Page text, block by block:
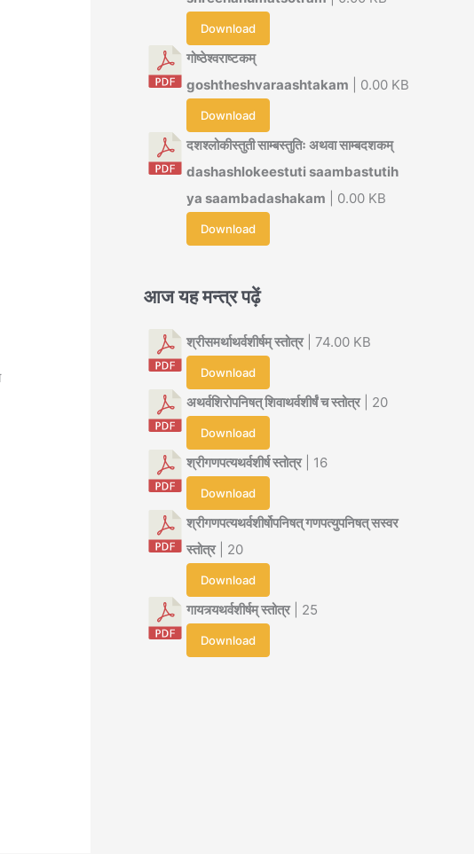
Download
गोष्ठेश्वराष्टकम्
goshtheshvaraashtakam | 0.00 KB
Download
दशश्लोकीस्तुती साम्बस्तुतिः अथवा साम्बदशकम्
dashashlokeestuti saambastutih
ya saambadashakam | 0.00 KB
Download
आज यह मन्त्र पढ़ें
श्रीसमर्थाथर्वशीर्षम् स्तोत्र| 74.00 KB
Download
अथर्वशिरोपनिषत् शिवाथर्वशीर्षं च स्तोत्र| 20
Download
श्रीगणपत्यथर्वशीर्ष स्तोत्र| 16
Download
श्रीगणपत्यथर्वशीर्षोपनिषत् गणपत्युपनिषत् सस्वर
स्तोत्र| 20
Download
गायत्र्यथर्वशीर्षम् स्तोत्र| 25
Download